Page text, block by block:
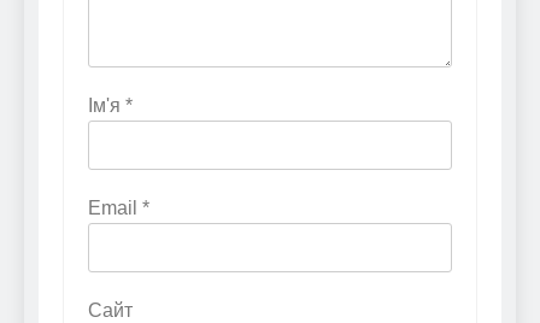
Ім'я *
Email *
Сайт